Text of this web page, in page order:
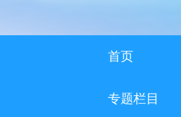
首页
专题栏目